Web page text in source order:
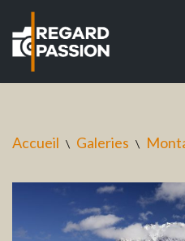
Aller
Accueil \ Galeries \